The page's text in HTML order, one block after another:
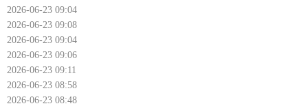
2026-06-23 09:04
2026-06-23 09:08
2026-06-23 09:04
2026-06-23 09:06
2026-06-23 09:11
2026-06-23 08:58
2026-06-23 08:48